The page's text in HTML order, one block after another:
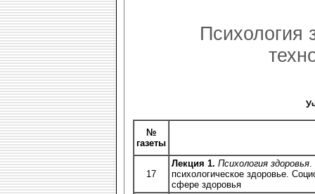
Психология
№
газеты
17
Лекция 1. Психология здоровья
психологическое здоровье.
сфере здоровья